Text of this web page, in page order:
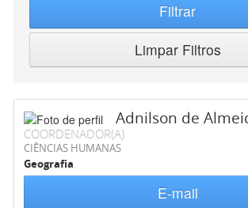
Filtrar
Limpar Filtros
Adnilson de
COORDENADOR(A)
CIÊNCIAS HUMANAS
Geografia
E-mail